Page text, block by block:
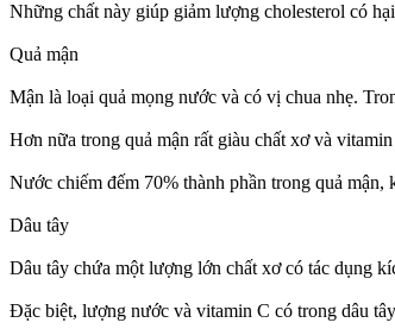
Những chất này giúp giảm lượng cholesterol có
Quả mận
Mận là loại quả mọng nước và có vị chua nhẹ.
Hơn nữa trong quả mận rất giàu chất xơ và
Nước chiếm đếm 70% thành phần trong quả mận,
Dâu tây
Dâu tây chứa một lượng lớn chất xơ có tác dụng
Đặc biệt, lượng nước và vitamin C có trong dâu